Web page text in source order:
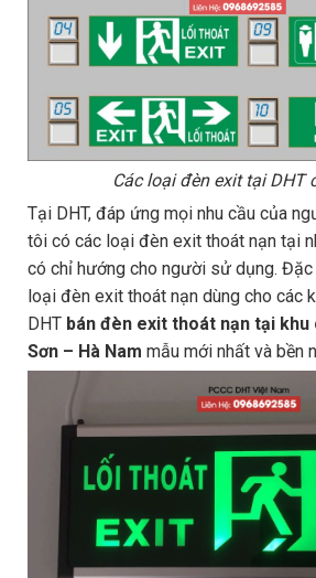
Các loại đèn exit tại DHT
Tại DHT, đáp ứng mọi nhu cầu của
tôi có các loại đèn exit thoát nạn tại
có chỉ hướng cho người sử dụng.
loại đèn exit thoát nạn dùng cho các
DHT bán đèn exit thoát nạn tại khu
Sơn – Hà Nam mẫu mới nhất và bền